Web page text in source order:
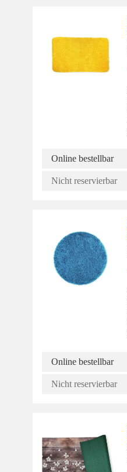
Online bestellbar
Nicht reservierbar
Online bestellbar
Nicht reservierbar